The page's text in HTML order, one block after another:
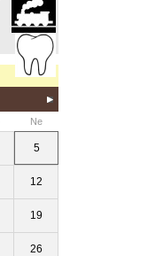
Ne
5
12
19
26